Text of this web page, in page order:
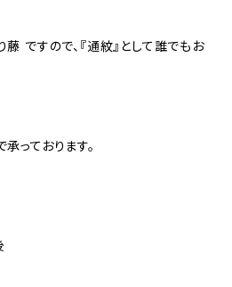
ですので、『通紋』として誰でもお
っております。